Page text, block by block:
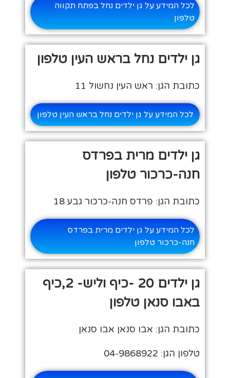
לכל המידע על גן ילדים נחל בפתח תקווה
טלפון
גן ילדים נחל בראש העין טלפון
כתובת הגן: ראש העין נחשול 11
לכל המידע על גן ילדים נחל בראש העין טלפון
גן ילדים מרית בפרדס
חנה-כרכור טלפון
כתובת הגן: פרדס חנה-כרכור גבע 18
לכל המידע על גן ילדים מרית בפרדס
חנה-כרכור טלפון
גן ילדים 20 -כיף וליש- 2,כיף
באבו סנאן טלפון
כתובת הגן: אבו סנאן אבו סנאן
טלפון הגן: 04-9868922